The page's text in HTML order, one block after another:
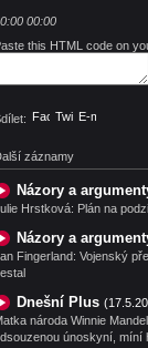
00:00
this HTML code on
Facebook
TwitterE-mail
záznamy
Názory a
Hrstková: Plán na
Názory a
Fingerland: Vojenský
Dnešní Plus
národa Winnie
únoskyní, míní